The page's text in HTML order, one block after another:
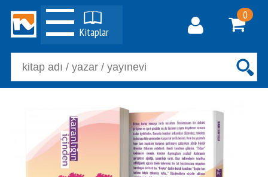
Kitaplar
0